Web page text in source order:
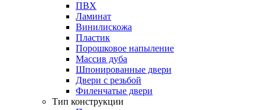
ПВХ
Ламинат
Винилискожа
Пластик
Порошковое напыление
Массив дуба
Шпонированные двери
Двери с резьбой
Филенчатые двери
Тип конструкции